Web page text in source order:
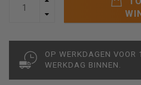
OP WERKDAGEN VOOR
WERKDAG BINNEN.